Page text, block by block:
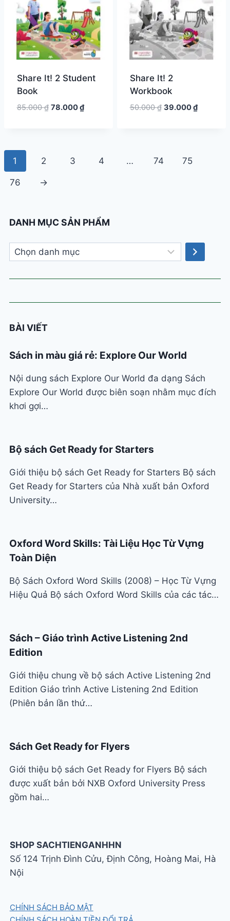
Share It! 2 Student
Book
85.000₫ Giá
78.000₫Giá
Share It! 2
Workbook
50.000₫ Giá
39.000₫Giá
1 2 3 4 … 74 75
76 →
DANH MỤC SẢN PHẨM
Chọn
danh
mục
BÀI VIẾT
Sách in màu giá rẻ: Explore Our World
Nội dung sách Explore Our World đa dạng Sách
Explore Our World được biên soạn nhằm mục đích
khơi gợi…
Bộ sách Get Ready for Starters
Giới thiệu bộ sách Get Ready for Starters Bộ sách
Get Ready for Starters của Nhà xuất bản Oxford
University…
Oxford Word Skills: Tài Liệu Học Từ Vựng
Toàn Diện
Bộ Sách Oxford Word Skills (2008) – Học Từ Vựng
Hiệu Quả Bộ sách Oxford Word Skills của các tác…
Sách – Giáo trình Active Listening 2nd
Edition
Giới thiệu chung về bộ sách Active Listening 2nd
Edition Giáo trình Active Listening 2nd Edition
(Phiên bản lần thứ…
Sách Get Ready for Flyers
Giới thiệu bộ sách Get Ready for Flyers Bộ sách
được xuất bản bởi NXB Oxford University Press
gồm hai…
SHOP SACHTIENGANHHN
Số 124 Trịnh Đình Cửu, Định Công, Hoàng Mai, Hà
Nội
CHÍNH SÁCH BẢO MẬT